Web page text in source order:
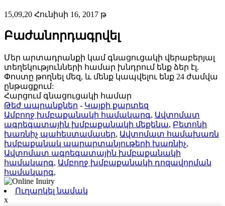
15,09,20 Հունիսի 16, 2017 թ
Բաժանորդագրվել
Մեր արտադրանքի կամ գնացուցակի վերաբերյալ
տեղեկությունների համար խնդրում ենք ձեր էլ.
Փոստը թողնել մեզ, և մենք կապվելու ենք 24 ժամվա
ընթացքում:
Հարցում գնացուցակի համար
Թեժ ապրանքներ - Կայքի քարտեզ
Ամբողջ խմբաքանակի համակարգ, Ավտոմատ
ագրեգատային խմբաքանակի մեքենա, Բետոնի
խառնիչ պահեստամասեր, Ավտոմատ համախառն
խմբաքանակ պարարտանյութերի խառնիչ,
Ավտոմատ ագրեգատային խմբաքանակի
համակարգ, Ամբողջ խմբաքանակի դոզավորման
համակարգ,
Ուղարկել նամակ
x